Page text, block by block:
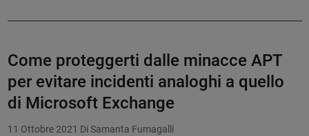
Come proteggerti dalle minacce APT
per evitare incidenti analoghi a quello
di Microsoft Exchange
11 Ottobre 2021 Di Samanta Fumagalli